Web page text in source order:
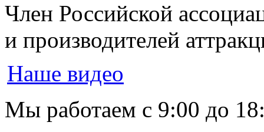
Член Российской
и производителей
Наше видео
Мы работаем с 9:00 до